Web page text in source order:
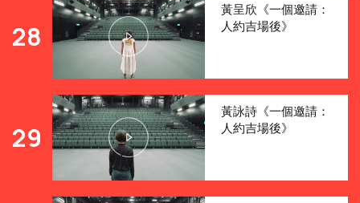
28
黃呈欣《一個邀請：
人約吉場後》
29
黃詠詩《一個邀請：
人約吉場後》